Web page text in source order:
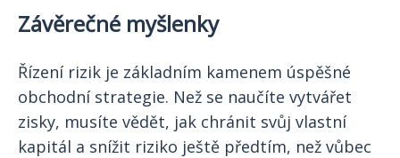
Závěrečné myšlenky
Řízení rizik je základním kamenem úspěšné
obchodní strategie. Než se naučíte vytvářet
zisky, musíte vědět, jak chránit svůj vlastní
kapitál a snížit riziko ještě předtím, než vůbec